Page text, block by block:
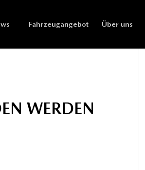
Fahrzeugangebot Über uns
WERDEN